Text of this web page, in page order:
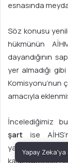
esnasında
Söz konusu
hükmünün
dayandığının
yer almadığı
Komisyonu’nun
amacıyla
İncelediğimiz
şart ise
kaldırılabilecek
Yapay Zeka'ya